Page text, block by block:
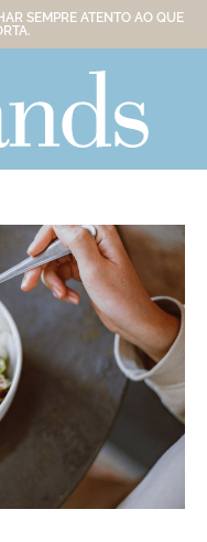
SEMPRE ATENTO AO QUE